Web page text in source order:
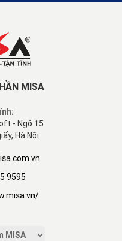
MISA
- Ngõ 15
Hà Nội
9595